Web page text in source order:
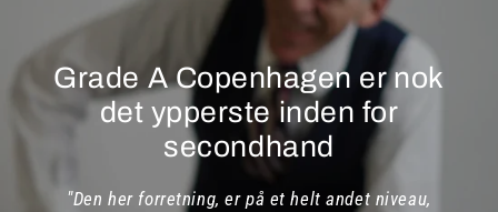
Grade A Copenhagen er nok
det ypperste inden for
secondhand
"Den her forretning, er på et helt andet niveau,